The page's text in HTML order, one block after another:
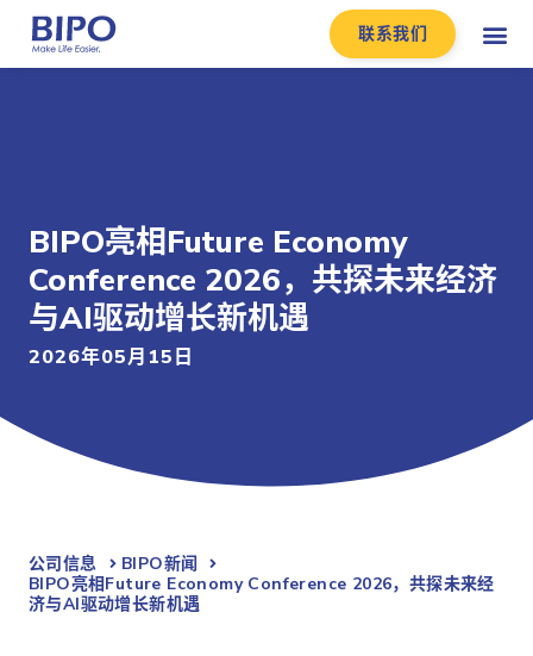
联系我们
BIPO亮相Future Economy
Conference 2026，共探未来经济
与AI驱动增长新机遇
2026年05月15日
公司信息
BIPO新闻​
BIPO亮相Future Economy Conference 2026，共探未来经
济与AI驱动增长新机遇